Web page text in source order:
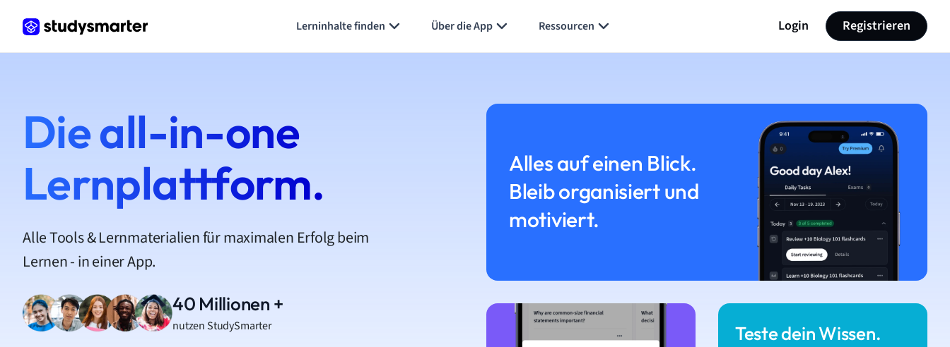
Lerninhalte finden Über die App Ressourcen Login Registrieren
Die all-in-one
Lernplattform.
Alle Tools & Lernmaterialien für maximalen Erfolg beim
Lernen - in einer App.
40 Millionen +
nutzen StudySmarter
Alles auf einen Blick.
Bleib organisiert und
motiviert.
Teste dein Wissen.